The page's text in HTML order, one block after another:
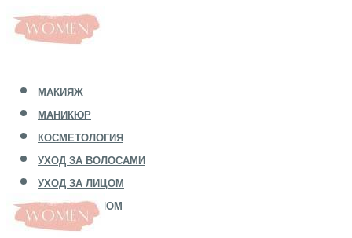
МАКИЯЖ
МАНИКЮР
КОСМЕТОЛОГИЯ
УХОД ЗА ВОЛОСАМИ
УХОД ЗА ЛИЦОМ
УХОД ЗА ТЕЛОМ